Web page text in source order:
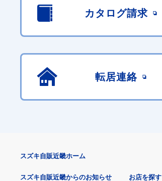
カタログ請求
転居連絡
スズキ自販近畿ホーム
スズキ自販近畿からのお知らせ お店を探す